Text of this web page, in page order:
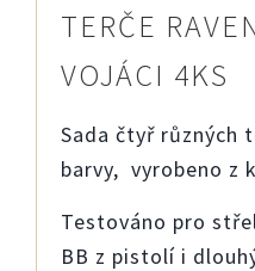
TERČE
VOJÁCI 4KS
Sada čtyř různých
barvy, vyrobeno z
Testováno pro
BB z pistolí i